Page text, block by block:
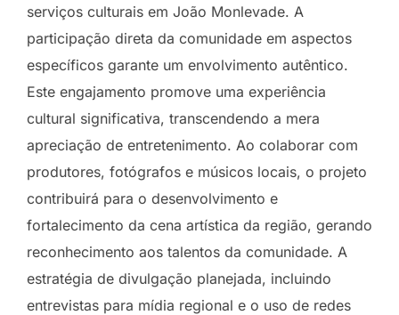
serviços culturais em João Monlevade. A
participação direta da comunidade em aspectos
específicos garante um envolvimento autêntico.
Este engajamento promove uma experiência
cultural significativa, transcendendo a mera
apreciação de entretenimento. Ao colaborar com
produtores, fotógrafos e músicos locais, o projeto
contribuirá para o desenvolvimento e
fortalecimento da cena artística da região, gerando
reconhecimento aos talentos da comunidade. A
estratégia de divulgação planejada, incluindo
entrevistas para mídia regional e o uso de redes